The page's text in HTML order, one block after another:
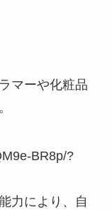
マーや化粧品
BR8p/?
力により、自